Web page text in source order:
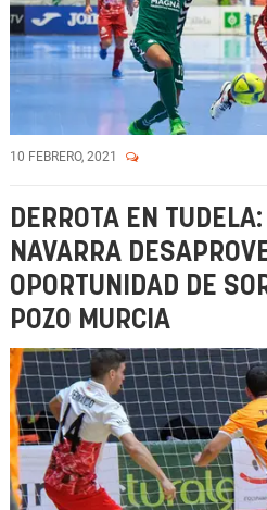
10 FEBRERO, 2021
DERROTA EN
NAVARRA
OPORTUNIDAD DE
POZO MURCIA